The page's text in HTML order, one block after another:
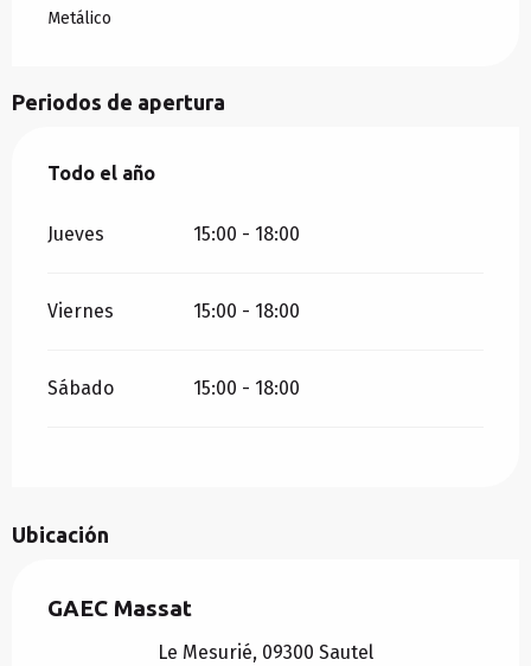
Metálico
Periodos de apertura
Todo el año
Todo el año
Jueves 15:00 - 18:00
Viernes 15:00 - 18:00
Sábado 15:00 - 18:00
Ubicación
GAEC Massat
Le Mesurié, 09300 Sautel